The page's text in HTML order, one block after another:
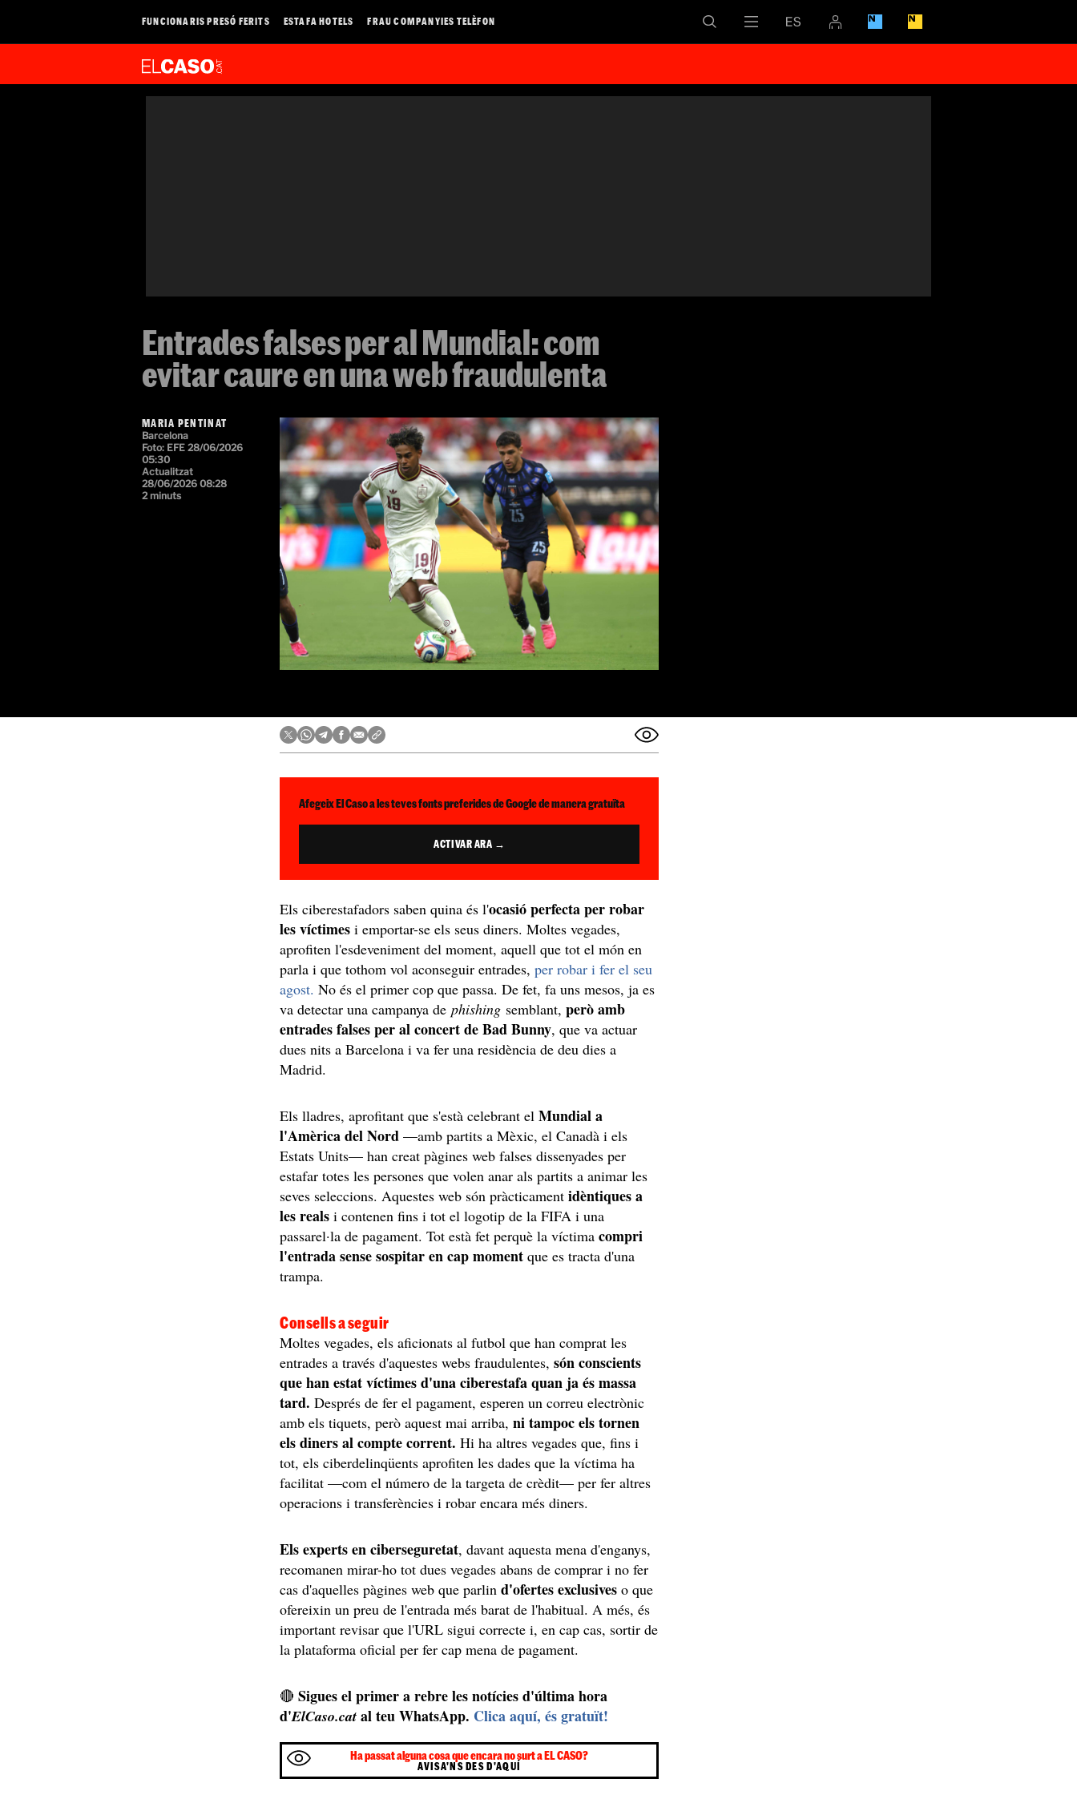
FUNCIONARIS PRESÓ FERITS ESTAFA HOTELS FRAU COMPANYIES TELÈFON
Entrades falses per al Mundial: com
evitar caure en una web fraudulenta
MARIA PENTINAT
Barcelona
Foto: EFE 28/06/2026
05:30
Actualitzat
28/06/2026 08:28
2 minuts
Afegeix El Caso a les teves fonts preferides de Google de manera gratuïta
ACTIVAR ARA →
Els ciberestafadors saben quina és l'ocasió perfecta per robar
les víctimes i emportar-se els seus diners. Moltes vegades,
aprofiten l'esdeveniment del moment, aquell que tot el món en
parla i que tothom vol aconseguir entrades,per robar i fer el seu
agost. No és el primer cop que passa. De fet, fa uns mesos, ja es
va detectar una campanya dephishing semblant,però amb
entrades falses per al concert de Bad Bunny, que va actuar
dues nits a Barcelona i va fer una residència de deu dies a
Madrid.
Els lladres, aprofitant que s'està celebrant elMundial a
l'Amèrica del Nord —amb partits a Mèxic, el Canadà i els
Estats Units— han creat pàgines web falses dissenyades per
estafar totes les persones que volen anar als partits a animar les
seves seleccions. Aquestes web són pràcticamentidèntiques a
les reals i contenen fins i tot el logotip de la FIFA i una
passarel·la de pagament. Tot està fet perquè la víctimacompri
l'entrada sense sospitar en cap moment que es tracta d'una
trampa.
Consells a seguir
Moltes vegades, els aficionats al futbol que han comprat les
entrades a través d'aquestes webs fraudulentes, són conscients
que han estat víctimes d'una ciberestafa quan ja és massa
tard. Després de fer el pagament, esperen un correu electrònic
amb els tiquets, però aquest mai arriba, ni tampoc els tornen
els diners al compte corrent. Hi ha altres vegades que, fins i
tot, els ciberdelinqüents aprofiten les dades que la víctima ha
facilitat —com el número de la targeta de crèdit— per fer altres
operacions i transferències i robar encara més diners.
Els experts en ciberseguretat, davant aquesta mena d'enganys,
recomanen mirar-ho tot dues vegades abans de comprar i no fer
cas d'aquelles pàgines web que parlind'ofertes exclusives o que
ofereixin un preu de l'entrada més barat de l'habitual. A més, és
important revisar que l'URL sigui correcte i, en cap cas, sortir de
la plataforma oficial per fer cap mena de pagament.
🔴Sigues el primer a rebre les notícies d'última hora
d'ElCaso.cat al teu WhatsApp. Clica aquí, és gratuït!
Ha passat alguna cosa que encara no surt a EL CASO?
AVISA'NS DES D'AQUÍ